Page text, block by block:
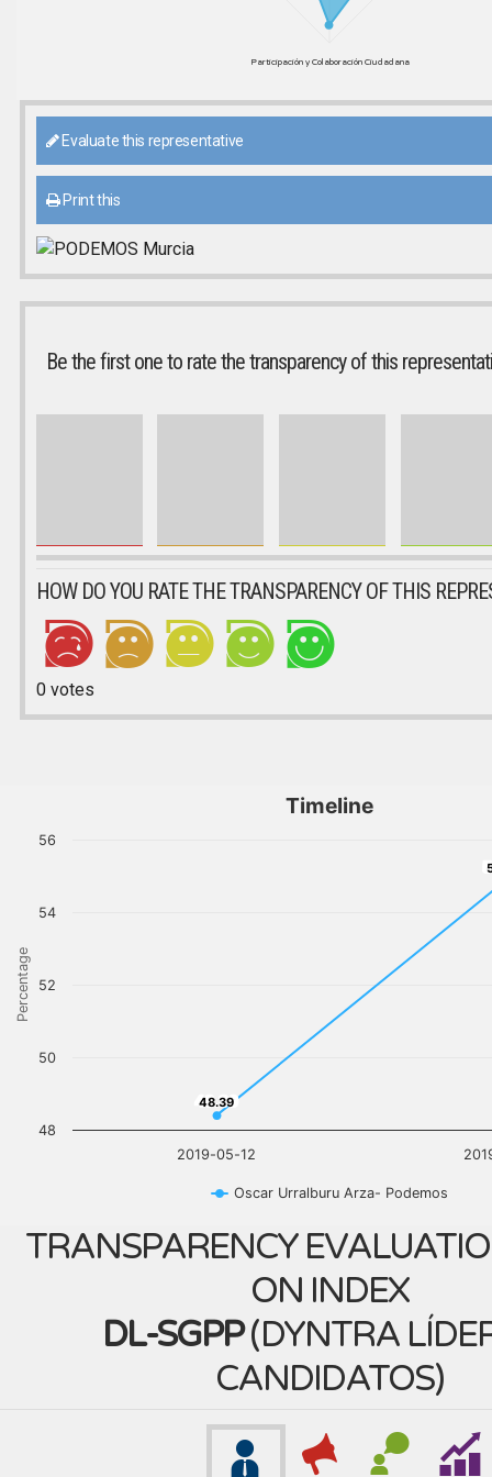
Participación y Colaboración Ciudadana
Evaluate this representative
Print this
Be the first one to rate the transparency of this
HOW DO YOU RATE THE TRANSPARENCY OF THIS
0votes
Percentage
Timeline
48.39
48.39
Oscar Urralburu Arza- Podemos
2019-05-12
48
50
52
54
56
TRANSPARENCY
ON INDEX
DL-SGPP(DYNTRA
CANDIDATOS)